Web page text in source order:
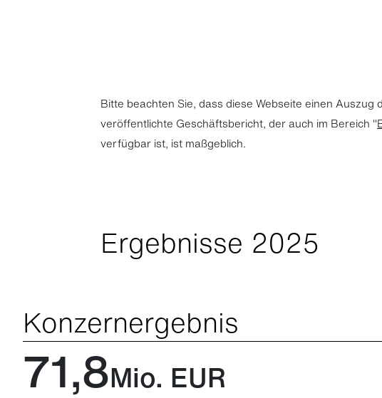
Bitte beachten Sie, dass diese Webseite einen
veröffentlichte Geschäftsbericht, der auch im Bereich "
verfügbar ist, ist maßgeblich.
Ergebnisse 2025
Konzernergebnis
71,8Mio. EUR